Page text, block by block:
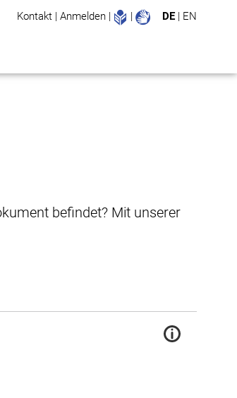
Kontakt | Anmelden | Leichte Sprache
| DE | EN
befindet? Mit unserer